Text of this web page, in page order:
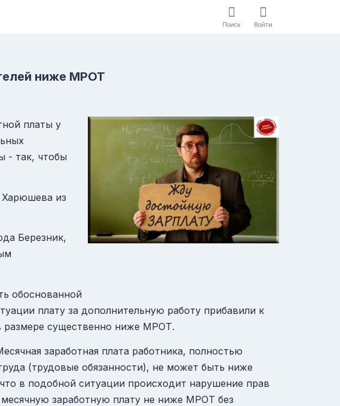
Поиск Войти
ниже МРОТ
платы у
- так, чтобы
Харюшева из
Березник,
обоснованной
плату за дополнительную работу прибавили к
размере существенно ниже МРОТ.
заработная плата работника, полностью
(трудовые обязанности), не может быть ниже
в подобной ситуации происходит нарушение прав
заработную плату не ниже МРОТ без